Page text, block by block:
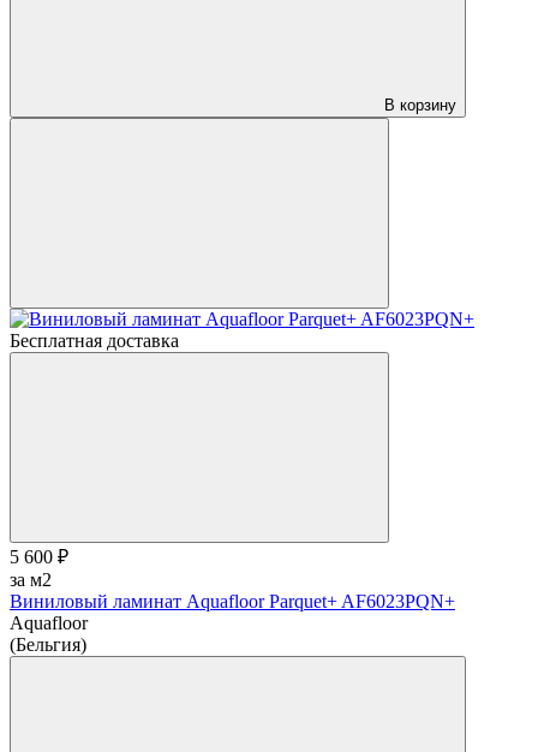
В корзину
Бесплатная доставка
5 600 ₽
за м2
Виниловый ламинат Aquafloor Parquet+ AF6023PQN+
Aquafloor
(Бельгия)